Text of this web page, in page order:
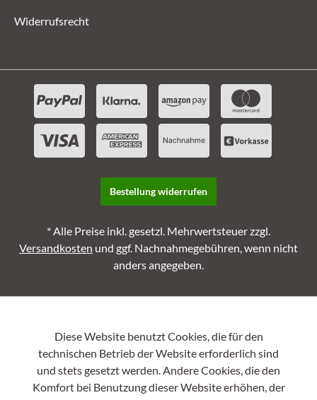
Widerrufsrecht
Bestellung widerrufen
* Alle Preise inkl. gesetzl. Mehrwertsteuer zzgl.
Versandkosten und ggf. Nachnahmegebühren, wenn nicht
anders angegeben.
Diese Website benutzt Cookies, die für den
technischen Betrieb der Website erforderlich sind
und stets gesetzt werden. Andere Cookies, die den
Komfort bei Benutzung dieser Website erhöhen, der